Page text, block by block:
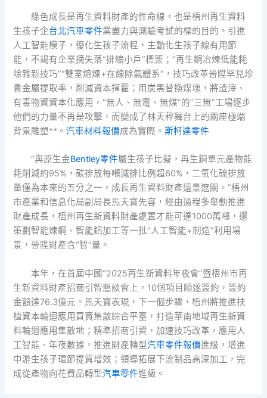
綠色成長是再生資料財產的性命線，也是梧州再生資料
生孩子企台北汽車零件業盡力與測驗考試的標的目的。引進
人工智能模子，優化生孩子流程，主動化生孩子線有用節
能，不竭有企業摘失落“排縮小戶”標簽；“再生銅冶煉低能耗
除雜新技巧”“雙室熔煉+在線除氣體系”，技巧改革晉陞罕見珍
貴金屬提取率，削減資本揮霍；用炭黑替換煤塊，將渣滓、
有毒物資資本化應用，“無人、無電、無煤”的“三無”工場逐步
他們的力量不再是攻擊，而變成了林天秤舞台上的兩座極端
背景雕塑**。汽車材料報價成為實際。斯柯達零件
“與原生金Bentley零件屬生孩子比擬，再生銅單元產物能
耗削減約95%，碳排放每噸減排比例超60%，二氧化硫排放
量僅為本來的五分之一，成長再生資料財產遠景遼闊。”梧州
市產業和信息化局副局長馬天寶先容，經由過程多舉動推進
財產成長，梧州再生新資料財產處置才能可達1000萬噸，還
策劃智能煉鋼、智能鋁加工等一批“人工智能+制造”利用場
景，晉陞財產含“智”量。
本年，在首屆中國“2025再生新資料年夜會”暨梧州市再
生新資料財產招商引智懇談會上，10個項目順遂簽約，簽約
金額達76.3億元。馬天寶表現，下一個步驟，梧州將推進扶
植資本輪迴應用買賣集散綜合平臺，打造華南地域再生新資
料輪迴應用集散地；精準招商引資，加速技巧改革，應用人
工智能、年夜數據，推進財產轉型汽車零件報價進級，增進
中游生孩子環節提質增效；領導拓展下流制品高深加工，完
成從產物向花費品轉型汽車零件進級。